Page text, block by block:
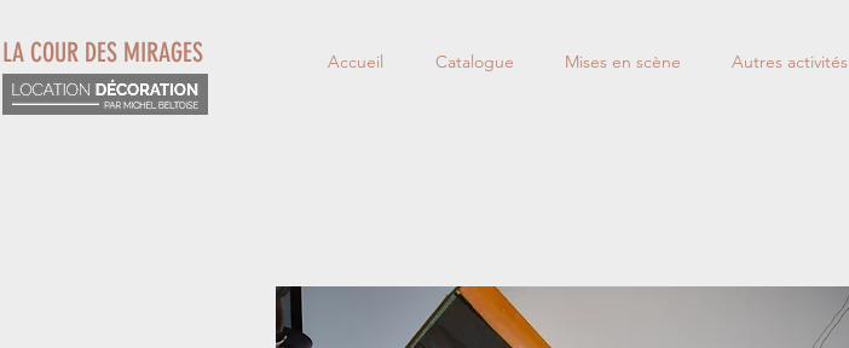
Accueil Catalogue Mises en scène Autres activités
LA COUR DES MIRAGES